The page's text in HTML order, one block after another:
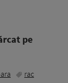
pe
rac